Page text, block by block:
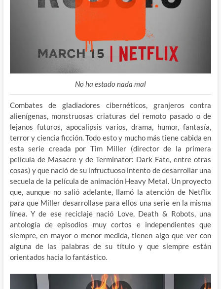
No ha estado nada mal
Combates de gladiadores cibernéticos, granjeros contra
alienígenas, monstruosas criaturas del remoto pasado o de
lejanos futuros, apocalipsis varios, drama, humor, fantasía,
terror y ciencia ficción. Todo esto y mucho más tiene cabida en
esta serie creada por Tim Miller (director de la primera
película de Masacre y de Terminator: Dark Fate, entre otras
cosas) y que nació de su infructuoso intento de desarrollar una
secuela de la película de animación Heavy Metal. Un proyecto
que, aunque no salió adelante, llamó la atención de Netflix
para que Miller desarrollase para ellos una serie en la misma
línea. Y de ese reciclaje nació Love, Death & Robots, una
antología de episodios muy cortos e independientes que
siempre, en mayor o menor medida, tienen algo que ver con
alguna de las palabras de su título y que siempre están
orientados hacia lo fantástico.